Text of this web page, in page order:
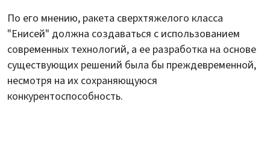
По его мнению, ракета сверхтяжелого класса
"Енисей" должна создаваться с использованием
современных технологий, а ее разработка на основе
существующих решений была бы преждевременной,
несмотря на их сохраняющуюся
конкурентоспособность.